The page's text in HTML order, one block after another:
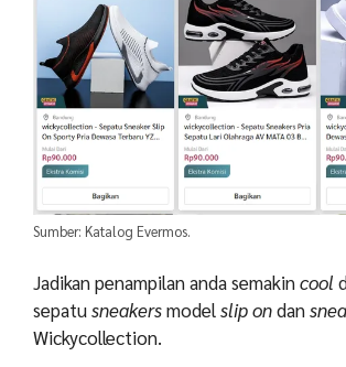
Sumber: Katalog Evermos.
Jadikan penampilan anda semakincool
sepatusneakersmodelslip ondan
Wickycollection.